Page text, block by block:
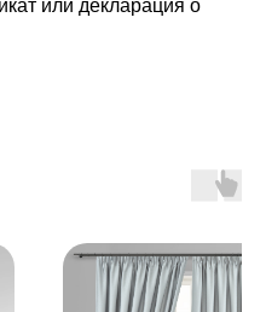
или декларация о